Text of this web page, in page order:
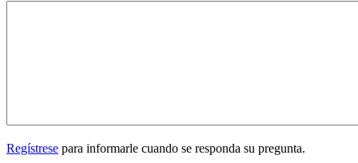
Regístrese para informarle cuando se responda su pregunta.